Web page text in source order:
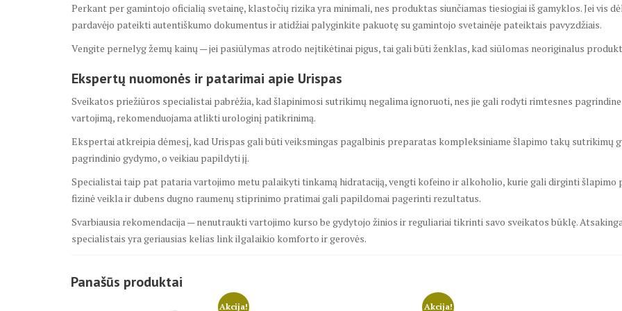
Perkant per gamintojo oficialią svetainę, klastočių rizika yra minimali, nes produktas siunčiamas tiesiogiai iš gamyklos. Jei vis
pardavėjo pateikti autentiškumo dokumentus ir atidžiai palyginkite pakuotę su gamintojo svetainėje pateiktais pavyzdžiais.
Vengite pernelyg žemų kainų — jei pasiūlymas atrodo neįtikėtinai pigus, tai gali būti ženklas, kad siūlomas neoriginalus
Ekspertų nuomonės ir patarimai apie Urispas
Sveikatos priežiūros specialistai pabrėžia, kad šlapinimosi sutrikimų negalima ignoruoti, nes jie gali rodyti rimtesnes
vartojimą, rekomenduojama atlikti urologinį patikrinimą.
Ekspertai atkreipia dėmesį, kad Urispas gali būti veiksmingas pagalbinis preparatas kompleksiniame šlapimo takų sutrikimų
pagrindinio gydymo, o veikiau papildyti jį.
Specialistai taip pat pataria vartojimo metu palaikyti tinkamą hidrataciją, vengti kofeino ir alkoholio, kurie gali dirginti šlapimo
fizinė veikla ir dubens dugno raumenų stiprinimo pratimai gali papildomai pagerinti rezultatus.
Svarbiausia rekomendacija — nenutraukti vartojimo kurso be gydytojo žinios ir reguliariai tikrinti savo sveikatos būklę.
specialistais yra geriausias kelias link ilgalaikio komforto ir gerovės.
Panašūs produktai
Akcija! Akcija!